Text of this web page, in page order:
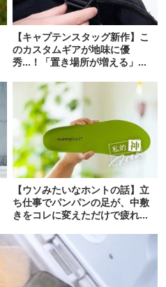
【キャプテンスタッグ新作】こ
のカスタムギアが地味に優
秀…！「置き場所が増える」
【ウソみたいなホントの話】立
ち仕事でパンパンの足が、中敷
きをコレに変えただけで疲れな